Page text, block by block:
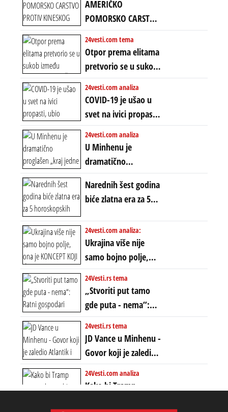
uvodi eru
energetskog haosa,
finansijskih
previranja i kolapsa
starog poretka
AMERIČKO
POMORSKO CARSTVO
PROTIV KINESKOG
KOPNENOG SVETA:
Rat u Iranu je rat za
globalne preferencije
24vesti.com tema
Otpor prema elitama
pretvorio se u sukob
između običnih ljudi:
ZAŠTO SE DEŠAVA
EKSTREMNA
POLARIZACIJA?
24vesti.com analiza
COVID-19 je ušao u
svet na ivici propasti,
ubio milione, ali je
spasao sistem
24vesti.com analiza
U Minhenu je
dramatično
proglašen „kraj jedne
ere“, ali sa
dvostrukom
neistinom: forma te
ere završila se na
istom mestu, ali
prošle godine
Narednih šest godina
biće zlatna era za 5
znakova: Stiže lavina
novca i bogatstva
24vesti.com analiza:
Ukrajina više nije
samo bojno polje,
ona je KONCEPT KOJI
ĆE RASPASTI CEO
ZAPADNI SVET
24Vesti.rs tema
„Stvoriti put tamo
gde puta - nema“:
Ratni gospodari
plaču za starim
poretkom... Bez
ikakve realpolitike u
njima, oni su sada
nebitni kao Zelenski
24vesti.rs tema
JD Vance u Minhenu -
Govor koji je zaledio
Atlantik i duboko
šokirao Evropu (ceo
24Vesti.com analiza
Kako bi Tramp